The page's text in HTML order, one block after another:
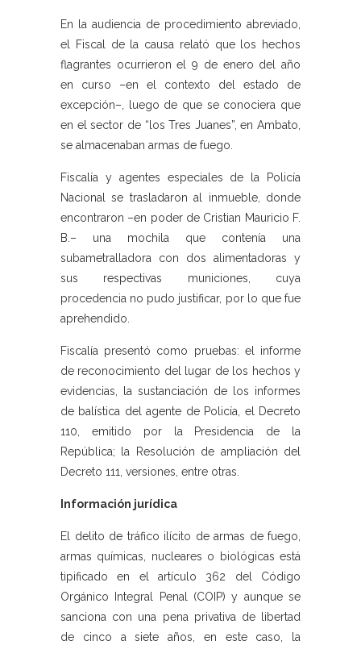
En la audiencia de procedimiento abreviado,
el Fiscal de la causa relató que los hechos
flagrantes ocurrieron el 9 de enero del año
en curso –en el contexto del estado de
excepción–, luego de que se conociera que
en el sector de “los Tres Juanes”, en Ambato,
se almacenaban armas de fuego.
Fiscalía y agentes especiales de la Policía
Nacional se trasladaron al inmueble, donde
encontraron –en poder de Cristian Mauricio F.
B.– una mochila que contenía una
subametralladora con dos alimentadoras y
sus respectivas municiones, cuya
procedencia no pudo justificar, por lo que fue
aprehendido.
Fiscalía presentó como pruebas: el informe
de reconocimiento del lugar de los hechos y
evidencias, la sustanciación de los informes
de balística del agente de Policía, el Decreto
110, emitido por la Presidencia de la
República; la Resolución de ampliación del
Decreto 111, versiones, entre otras.
Información jurídica
El delito de tráfico ilícito de armas de fuego,
armas químicas, nucleares o biológicas está
tipificado en el artículo 362 del Código
Orgánico Integral Penal (COIP) y aunque se
sanciona con una pena privativa de libertad
de cinco a siete años, en este caso, la